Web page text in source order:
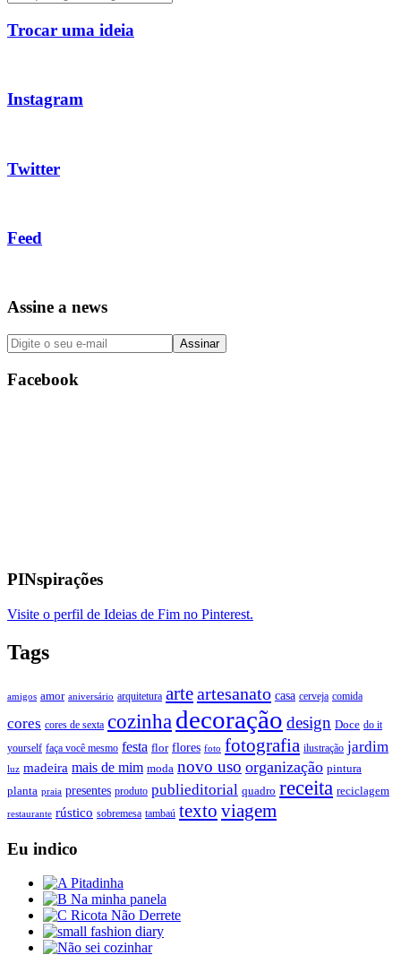
Trocar uma ideia
Instagram
Twitter
Feed
Assine a news
Facebook
PINspirações
Visite o perfil de Ideias de Fim no Pinterest.
Tags
amigos amor aniversário arquitetura arteartesanato casa cerveja comida
cores cores de sexta cozinha decoração design Doce do it
yourself faça você mesmo festa flor flores foto fotografia ilustração jardim
luz madeira mais de mim moda novo uso organização pintura
planta praia presentes produto publieditorial quadro receita reciclagem
restaurante rústico sobremesa tambaú texto viagem
Eu indico